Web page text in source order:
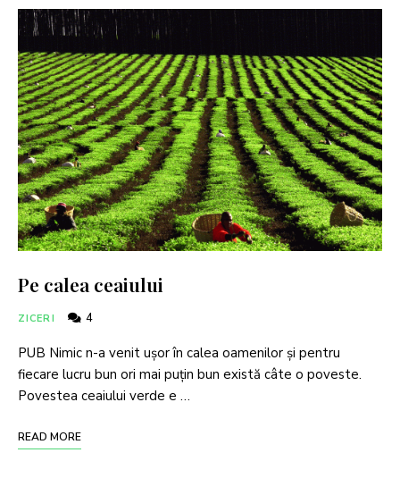
Pe calea ceaiului
ZICERI 4
PUB Nimic n-a venit ușor în calea oamenilor și pentru
fiecare lucru bun ori mai puțin bun există câte o poveste.
Povestea ceaiului verde e …
READ MORE